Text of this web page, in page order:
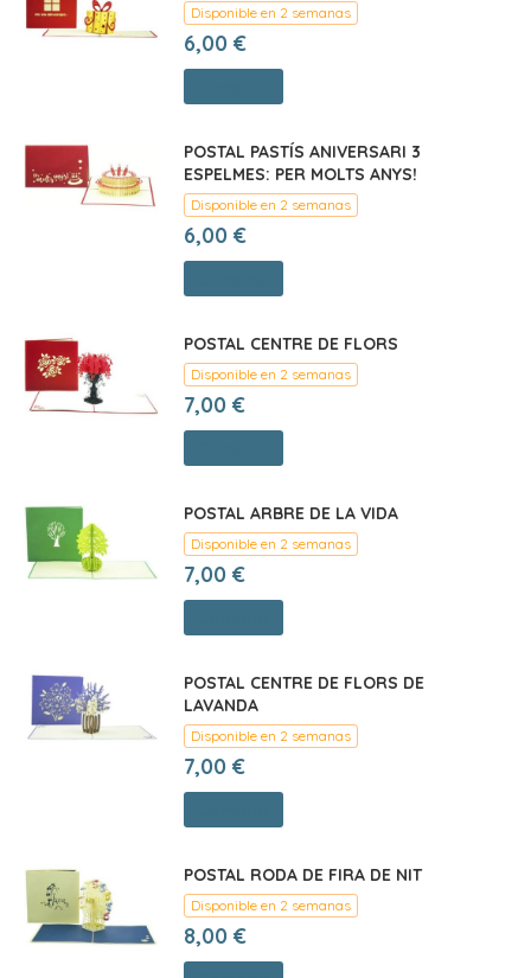
Disponible en 2 semanas
6,00 €
POSTAL PASTÍS ANIVERSARI 3
ESPELMES: PER MOLTS ANYS!
Disponible en 2 semanas
6,00 €
POSTAL CENTRE DE FLORS
Disponible en 2 semanas
7,00 €
POSTAL ARBRE DE LA VIDA
Disponible en 2 semanas
7,00 €
POSTAL CENTRE DE FLORS DE
LAVANDA
Disponible en 2 semanas
7,00 €
POSTAL RODA DE FIRA DE NIT
Disponible en 2 semanas
8,00 €